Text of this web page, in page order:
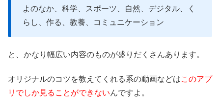
よのなか、科学、スポーツ、自然、デジタル、く
らし、作る、教養、コミュニケーション
と、かなり幅広い内容のものが盛りだくさんあります。
オリジナルのコツを教えてくれる系の動画などはこのアプ
リでしか見ることができないんですよ。